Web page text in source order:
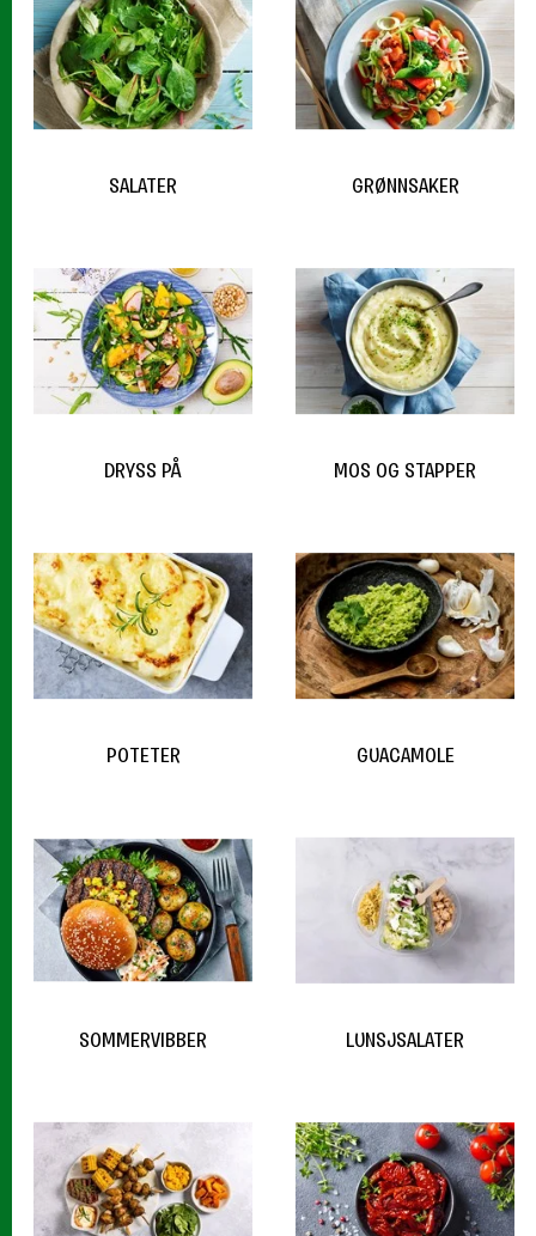
SALATER GRØNNSAKER
DRYSS PÅ MOS OG STAPPER
POTETER GUACAMOLE
SOMMERVIBBER LUNSJSALATER